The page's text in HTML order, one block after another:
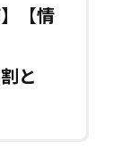
【情
と